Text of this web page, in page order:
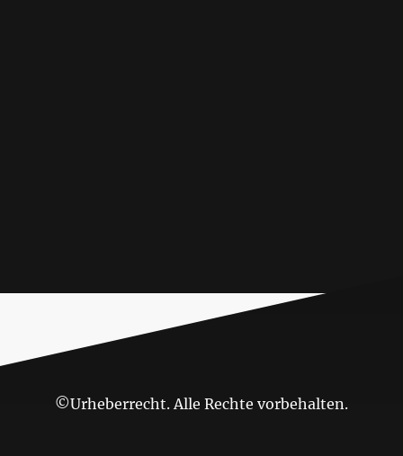
©Urheberrecht. Alle Rechte vorbehalten.